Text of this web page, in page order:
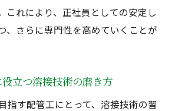
これにより、正社員としての安定し
、さらに専門性を高めていくことが
立つ溶接技術の磨き方
指す配管工にとって、溶接技術の習